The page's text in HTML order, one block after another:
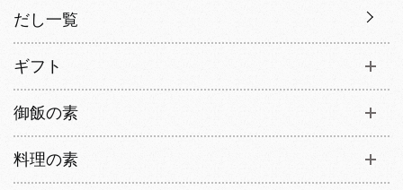
だし一覧
ギフト
御飯の素
料理の素